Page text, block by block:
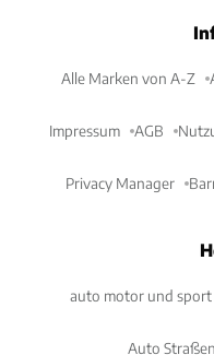
Alle Marken von A-Z
Impressum AGB
Privacy Manager
auto motor und sport
Auto